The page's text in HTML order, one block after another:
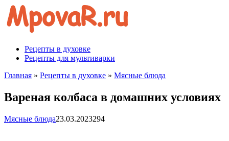
Перейти
контенту
Рецепты в духовке
Рецепты для мультиварки
Главная » Рецепты в духовке » Мясные блюда
Вареная колбаса в домашних условиях
Мясные блюда23.03.2023294